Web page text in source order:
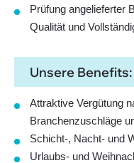
Prüfung angelieferter
Qualität und
Unsere Benefits:
Attraktive Vergütung
Branchenzuschläge
Schicht-, Nacht- und
Urlaubs- und